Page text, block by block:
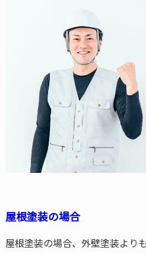
屋根塗装の場合
屋根塗装の場合、外壁塗装より